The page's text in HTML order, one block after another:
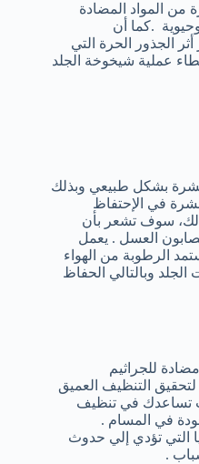
من المواد المضادة
.كما أن
الجذور الحرة التي
عملية شيخوخة الجلد
بشكل طبيعي وبذلك
في الإحتفاظ
سوف تشعر بأن
العسل . يعمل
الرطوبة من الهواء
وبالتالي الحفاظ
للجراثيم
التنظيف العميق
تساعدك في تنظيف
في المسام .
التي تؤدي إلي حدوث
.